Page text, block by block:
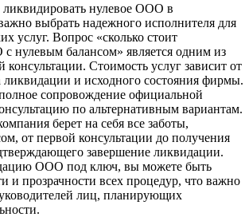
нулевое ООО в
выбрать надежного исполнителя для
услуг. Вопрос «сколько стоит
нулевым балансом» является одним из
консультации. Стоимость услуг зависит от
ликвидации и исходного состояния фирмы.
сопровождение официальной
по альтернативным вариантам.
берет на себя все заботы,
от первой консультации до получения
завершение ликвидации.
ООО под ключ, вы можете быть
и прозрачности всех процедур, что важно
лиц, планирующих